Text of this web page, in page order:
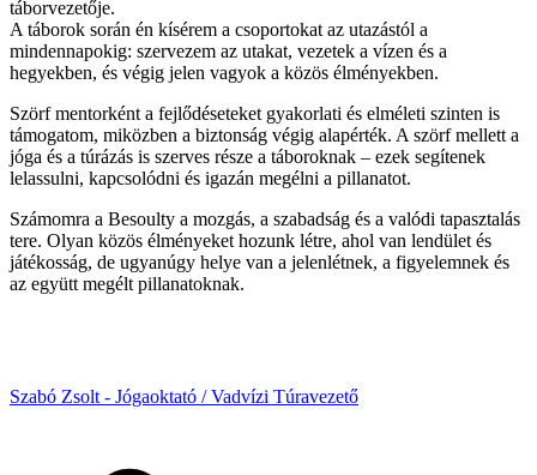
táborvezetője.
A táborok során én kísérem a csoportokat az utazástól a
mindennapokig: szervezem az utakat, vezetek a vízen és a
hegyekben, és végig jelen vagyok a közös élményekben.
Szörf mentorként a fejlődéseteket gyakorlati és elméleti szinten is
támogatom, miközben a biztonság végig alapérték. A szörf mellett a
jóga és a túrázás is szerves része a táboroknak – ezek segítenek
lelassulni, kapcsolódni és igazán megélni a pillanatot.
Számomra a Besoulty a mozgás, a szabadság és a valódi tapasztalás
tere. Olyan közös élményeket hozunk létre, ahol van lendület és
játékosság, de ugyanúgy helye van a jelenlétnek, a figyelemnek és
az együtt megélt pillanatoknak.
Szabó Zsolt - Jógaoktató / Vadvízi Túravezető